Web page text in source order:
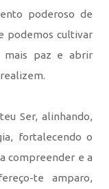
poderoso de
podemos cultivar
mais paz e abrir
Ser, alinhando,
fortalecendo o
compreender e a
te amparo,